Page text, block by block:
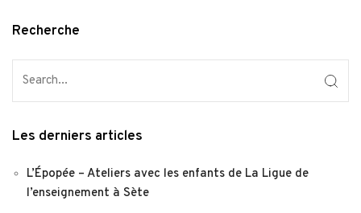
Recherche
Les derniers articles
L’Épopée – Ateliers avec les enfants de La Ligue de
l’enseignement à Sète